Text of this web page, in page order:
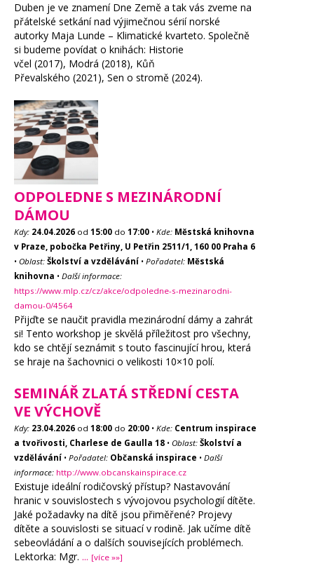
Duben je ve znamení Dne Země a tak vás zveme na
přátelské setkání nad výjimečnou sérií norské
autorky Maja Lunde – Klimatické kvarteto. Společně
si budeme povídat o knihách: Historie
včel (2017), Modrá (2018), Kůň
Převalského (2021), Sen o stromě (2024).
ODPOLEDNE S MEZINÁRODNÍ
DÁMOU
Kdy: 24.04.2026 od 15:00 do 17:00 • Kde: Městská knihovna
v Praze, pobočka Petřiny, U Petřin 2511/1, 160 00 Praha 6
• Oblast: Školství a vzdělávání • Pořadatel: Městská
knihovna • Další informace:
https://www.mlp.cz/cz/akce/odpoledne-s-mezinarodni-
damou-0/4564
Přijďte se naučit pravidla mezinárodní dámy a zahrát
si! Tento workshop je skvělá příležitost pro všechny,
kdo se chtějí seznámit s touto fascinující hrou, která
se hraje na šachovnici o velikosti 10×10 polí.
SEMINÁŘ ZLATÁ STŘEDNÍ CESTA
VE VÝCHOVĚ
Kdy: 23.04.2026 od 18:00 do 20:00 • Kde: Centrum inspirace
a tvořivosti, Charlese de Gaulla 18 • Oblast: Školství a
vzdělávání • Pořadatel: Občanská inspirace • Další
informace: http://www.obcanskainspirace.cz
Existuje ideální rodičovský přístup? Nastavování
hranic v souvislostech s vývojovou psychologií dítěte.
Jaké požadavky na dítě jsou přiměřené? Projevy
dítěte a souvislosti se situací v rodině. Jak učíme dítě
sebeovládání a o dalších souvisejících problémech.
Lektorka: Mgr. ... [více »»]